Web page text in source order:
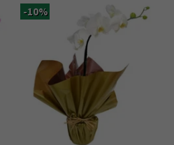
-10%